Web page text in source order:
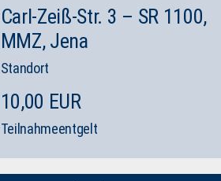
Carl-Zeiß-Str. 3 – SR 1100,
MMZ, Jena
Standort
10,00 EUR
Teilnahmeentgelt